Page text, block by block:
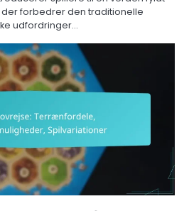
forbedrer den traditionelle
udfordringer…